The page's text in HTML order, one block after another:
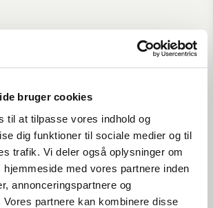
bruger cookies
til at tilpasse vores indhold og
dig funktioner til sociale medier og til
trafik. Vi deler også oplysninger om
hjemmeside med vores partnere inden
annonceringspartnere og
Vores partnere kan kombinere disse
16